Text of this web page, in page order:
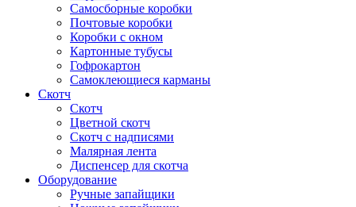
Самосборные коробки
Почтовые коробки
Коробки с окном
Картонные тубусы
Гофрокартон
Самоклеющиеся карманы
Скотч
Скотч
Цветной скотч
Скотч с надписями
Малярная лента
Диспенсер для скотча
Оборудование
Ручные запайщики